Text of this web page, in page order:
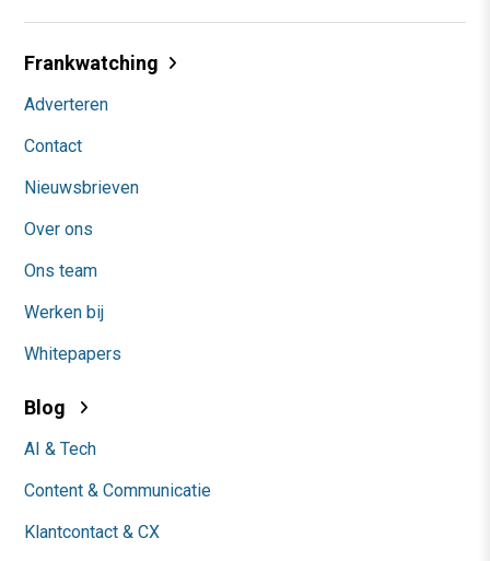
Frankwatching
Adverteren
Contact
Nieuwsbrieven
Over ons
Ons team
Werken bij
Whitepapers
Blog
AI & Tech
Content & Communicatie
Klantcontact & CX